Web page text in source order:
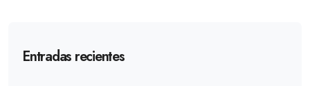
Entradas recientes